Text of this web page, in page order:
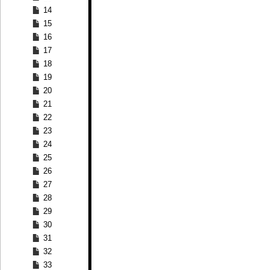
14
15
16
17
18
19
20
21
22
23
24
25
26
27
28
29
30
31
32
33